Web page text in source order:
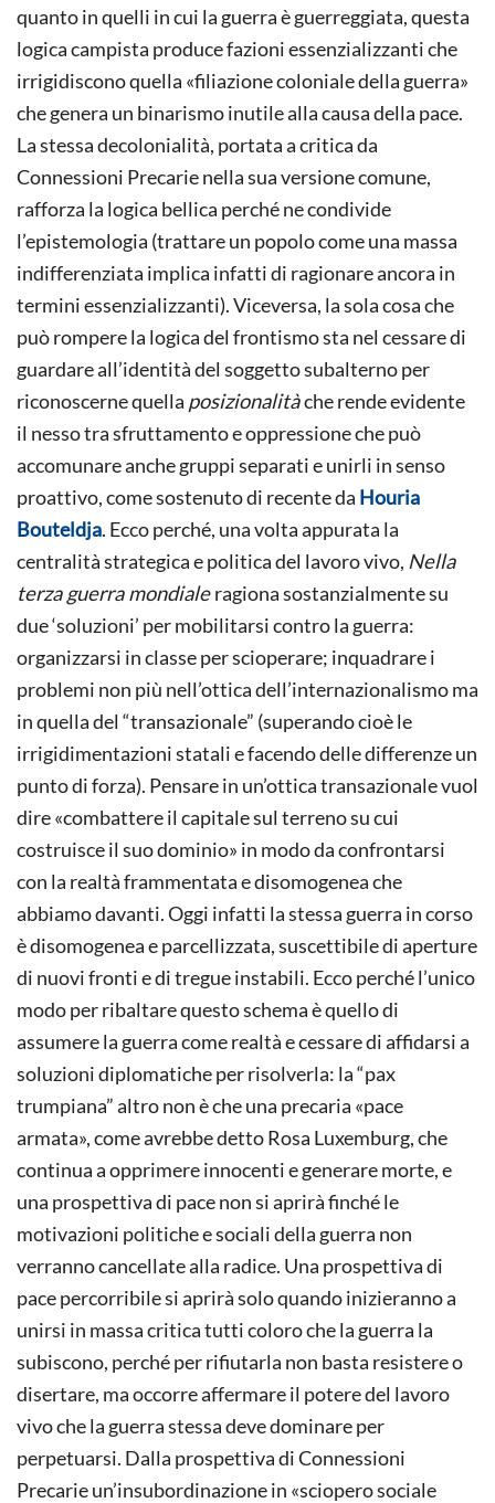
quanto in quelli in cui la guerra è guerreggiata, questa
logica campista produce fazioni essenzializzanti che
irrigidiscono quella «filiazione coloniale della guerra»
che genera un binarismo inutile alla causa della pace.
La stessa decolonialità, portata a critica da
Connessioni Precarie nella sua versione comune,
rafforza la logica bellica perché ne condivide
l’epistemologia (trattare un popolo come una massa
indifferenziata implica infatti di ragionare ancora in
termini essenzializzanti). Viceversa, la sola cosa che
può rompere la logica del frontismo sta nel cessare di
guardare all’identità del soggetto subalterno per
riconoscerne quella posizionalitàche rende evidente
il nesso tra sfruttamento e oppressione che può
accomunare anche gruppi separati e unirli in senso
proattivo, come sostenuto di recente da Houria
Bouteldja. Ecco perché, una volta appurata la
centralità strategica e politica del lavoro vivo, Nella
terza guerra mondialeragiona sostanzialmente su
due ‘soluzioni’ per mobilitarsi contro la guerra:
organizzarsi in classe per scioperare; inquadrare i
problemi non più nell’ottica dell’internazionalismo ma
in quella del “transazionale” (superando cioè le
irrigidimentazioni statali e facendo delle differenze un
punto di forza). Pensare in un’ottica transazionale vuol
dire «combattere il capitale sul terreno su cui
costruisce il suo dominio» in modo da confrontarsi
con la realtà frammentata e disomogenea che
abbiamo davanti. Oggi infatti la stessa guerra in corso
è disomogenea e parcellizzata, suscettibile di aperture
di nuovi fronti e di tregue instabili. Ecco perché l’unico
modo per ribaltare questo schema è quello di
assumere la guerra come realtà e cessare di affidarsi a
soluzioni diplomatiche per risolverla: la “pax
trumpiana” altro non è che una precaria «pace
armata», come avrebbe detto Rosa Luxemburg, che
continua a opprimere innocenti e generare morte, e
una prospettiva di pace non si aprirà finché le
motivazioni politiche e sociali della guerra non
verranno cancellate alla radice. Una prospettiva di
pace percorribile si aprirà solo quando inizieranno a
unirsi in massa critica tutti coloro che la guerra la
subiscono, perché per rifiutarla non basta resistere o
disertare, ma occorre affermare il potere del lavoro
vivo che la guerra stessa deve dominare per
perpetuarsi. Dalla prospettiva di Connessioni
Precarie un’insubordinazione in «sciopero sociale